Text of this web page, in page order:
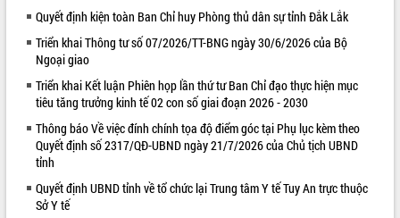
Trailer Lễ hội Sầu riêng Đắk Lắk năm
2026
Khám bệnh, cấp phát thuốc miễn phí
và tặng quà người dân xã Cư Pui
Hội nghị UBND tỉnh Đắk Lắk thường kỳ
Lễ truy tặng danh hiệu “Bà Mẹ Việt
Nam Anh hùng” và trao Huân chương
UBND tỉnh Đắk Lắk triển khai nhiệm
ALBUM ẢNH
Quyết định kiện toàn Ban Chỉ huy Phòng thủ dân sự tỉnh Đắk Lắk
Triển khai Thông tư số 07/2026/TT-BNG ngày 30/6/2026 của Bộ
Ngoại giao
Triển khai Kết luận Phiên họp lần thứ tư Ban Chỉ đạo thực hiện mục
tiêu tăng trưởng kinh tế 02 con số giai đoạn 2026 - 2030
Thông báo Về việc đính chính tọa độ điểm góc tại Phụ lục kèm theo
Quyết định số 2317/QĐ-UBND ngày 21/7/2026 của Chủ tịch UBND
tỉnh
Quyết định UBND tỉnh về tổ chức lại Trung tâm Y tế Tuy An trực thuộc
Sở Y tế